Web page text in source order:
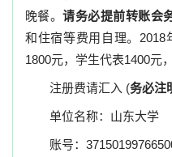
晚餐。请务必提前转账会
和住宿等费用自理。 2018
1800元，学生代表1400元
注册费请汇入 (务必注
单位名称：山东大学
账号：